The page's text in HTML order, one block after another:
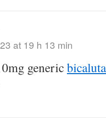
at 19 h 13 min
generic